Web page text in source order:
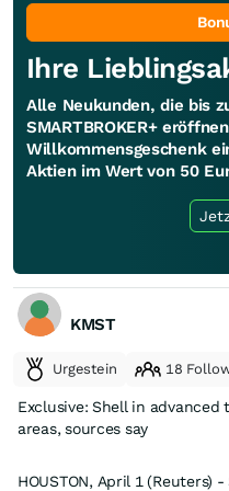
Auf dem um 10% höheren
zurückzukaufen, geringer.
Die geringe Dividende
Dividendenrendite schauen.
Beim Gaspreis erwarte ich
gerade Shell profitieren.
Die Kasse ist voll, Schulden
ich zielführend.
Ihre
Alle Neukunden, die bis
SMARTBROKER+
Willkommensgeschenk
Aktien im Wert von 50
KMST
Urgestein 18
Exclusive: Shell in advanced
areas, sources say
HOUSTON, April 1